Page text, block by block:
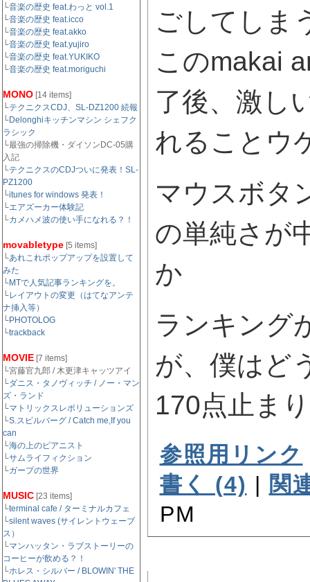
└音楽の歴史 feat.わっと vol.1
└音楽の歴史 feat.icco
└音楽の歴史 feat.akko
└音楽の歴史 feat.yujiro
└音楽の歴史 feat.YUKIKO
└音楽の歴史 feat.moriguchi
MONO [14 items]
└テクニクスCDJ、SL-DZ1200 続報
└Delonghiキッチンマシン シェフク
ラシック
└最強の掃除機・ダイソンDC-05購
入記
└テクニクスのCDJついに発表！SL-
PZ1200
└itunes for windows 発表！
└エアズーカー体験記
└カメハメ波の使い手になれる？！
movabletype [5 items]
└あれこれポップアップを設置して
みた
└MTで人気記事ランキングを。
└レイアウトの変更（はてなアンテ
ナ挿入等）
└PHOTOLOG
└trackback
MOVIE [7 items]
└宮藤官九郎 / 木更津キャッツアイ
└ダニス・タノヴィッチ / ノー・マン
ズ・ランド
└マトリックスレボリューションズ
└S.スピルバーグ / Catch me,If you
can
└海の上のピアニスト
└サムライフィクション
└ガープの世界
MUSIC [23 items]
└terminal cafe / ターミナルカフェ
└silent waves (サイレントウェーブ
ス）
└マンハッタン・ラブストーリーの
コーヒーが飲める？！
└ホレス・シルバー / BLOWIN' THE
ごしてしま
このmakai
了後、激し
れることウ
マウスボタ
の単純さが
か
ランキング
が、僕はど
170点止ま
参照用リンク
書く (4) | 関
PM